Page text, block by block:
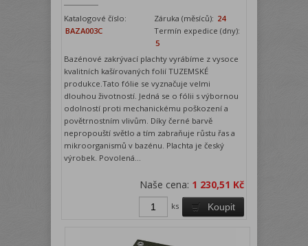
Katalogové číslo:
BAZA003C
Záruka (měsíců): 24
Termín expedice (dny):
5
Bazénové zakrývací plachty vyrábíme z vysoce
kvalitních kašírovaných folií TUZEMSKÉ
produkce.Tato fólie se vyznačuje velmi
dlouhou životností. Jedná se o fólii s výbornou
odolností proti mechanickému poškození a
povětrnostním vlivům. Díky černé barvě
nepropouští světlo a tím zabraňuje růstu řas a
mikroorganismů v bazénu. Plachta je český
výrobek. Povolená...
Naše cena: 1 230,51 Kč
Koupit
ks